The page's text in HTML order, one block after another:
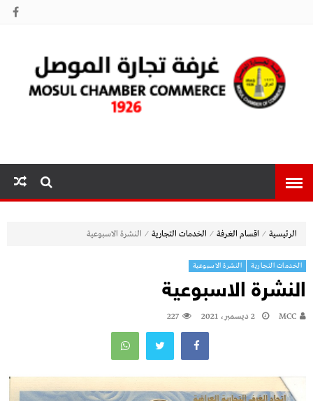
الموصل
الرئيسية ⁄ اقسام الغرفة ⁄ الخدمات التجارية ⁄ النشرة الاسبوعية
الخدمات التجارية النشرة الاسبوعية
النشرة الاسبوعية
MCC 2 ديسمبر، 2021 227